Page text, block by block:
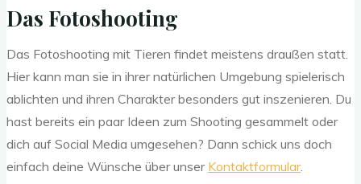
Das Fotoshooting
Das Fotoshooting mit Tieren findet meistens draußen statt.
Hier kann man sie in ihrer natürlichen Umgebung spielerisch
ablichten und ihren Charakter besonders gut inszenieren. Du
hast bereits ein paar Ideen zum Shooting gesammelt oder
dich auf Social Media umgesehen? Dann schick uns doch
einfach deine Wünsche über unser Kontaktformular.